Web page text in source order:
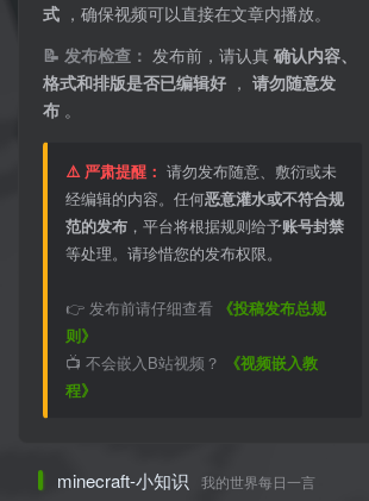
式 ，确保视频可以直接在文章内播放。
📝 发布检查： 发布前，请认真 确认内容、
格式和排版是否已编辑好 ， 请勿随意发
布 。
⚠️ 严肃提醒： 请勿发布随意、敷衍或未
经编辑的内容。任何恶意灌水或不符合规
范的发布 ，平台将根据规则给予账号封禁
等处理。请珍惜您的发布权限。
👉 发布前请仔细查看 《投稿发布总规
则》
📺 不会嵌入B站视频？
《视频嵌入教
程》
minecraft-小知识 我的世界每日一言